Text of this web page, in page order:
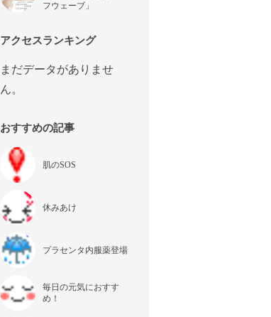
フウェーブ」
アクセスランキング
まだデータがありませ
ん。
おすすめの記事
肌のSOS
休みあけ
プラセンタ内服薬登場
毎日の元気におすす
め！